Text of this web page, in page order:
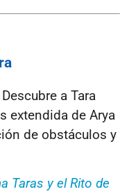
a Tara
extendida de Arya
de obstáculos y
Taras y el Rito de